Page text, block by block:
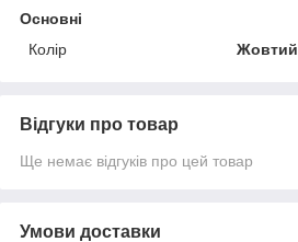
Основні
Колір
Жовтий
Відгуки про товар
Ще немає відгуків про цей товар
Умови доставки